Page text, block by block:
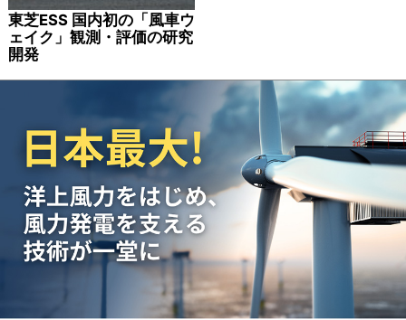
東芝ESS 国内初の「風車ウ
ェイク」観測・評価の研究
開発